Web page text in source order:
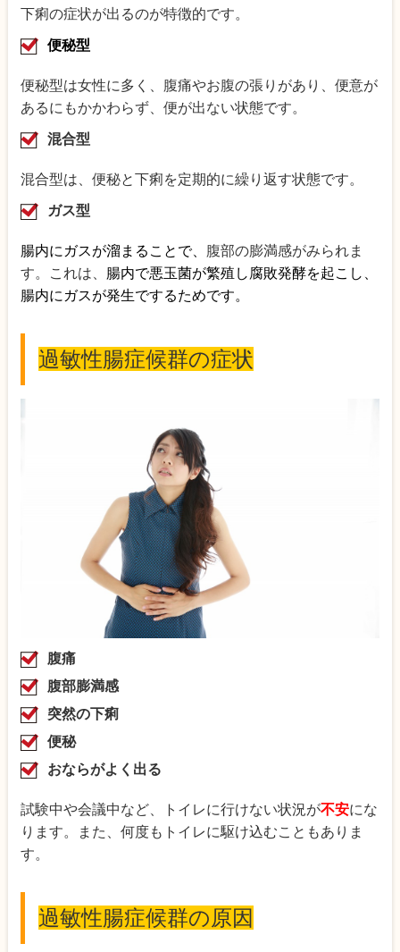
下痢の症状が出るのが特徴的です。
便秘型
便秘型は女性に多く、腹痛やお腹の張りがあり、便意が
あるにもかかわらず、便が出ない状態です。
混合型
混合型は、便秘と下痢を定期的に繰り返す状態です。
ガス型
腸内にガスが溜まることで、 腹部の膨満感がみられま
す。これは、 腸内で悪玉菌が繁殖し腐敗発酵を起こし、
腸内にガスが発生でするためです。
過敏性腸症候群の症状
腹痛
腹部膨満感
突然の下痢
便秘
おならがよく出る
試験中や会議中など、トイレに行けない状況が不安にな
ります。また、何度もトイレに駆け込むこともありま
す。
過敏性腸症候群の原因